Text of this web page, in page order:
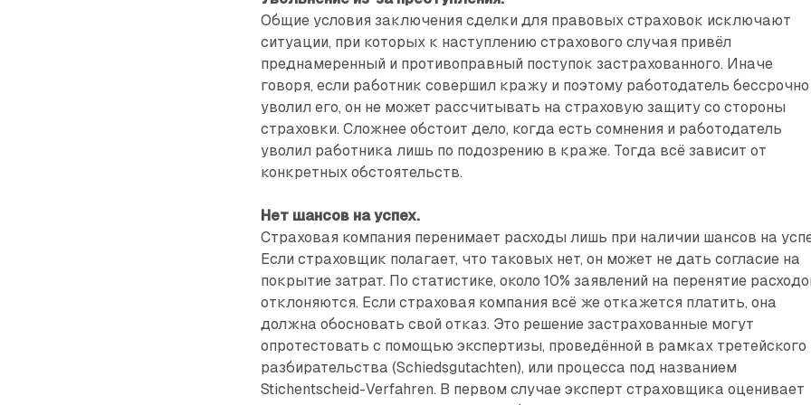
Общие условия заключения сделки для правовых страховок исключают
ситуации, при которых к наступлению страхового случая привёл
преднамеренный и противоправный поступок застрахованного. Иначе
говоря, если работник совершил кражу и поэтому работодатель бессрочно
уволил его, он не может рассчитывать на страховую защиту со стороны
страховки. Сложнее обстоит дело, когда есть сомнения и работодатель
уволил работника лишь по подозрению в краже. Тогда всё зависит от
конкретных обстоятельств.
Нет шансов на успех.
Страховая компания перенимает расходы лишь при наличии шансов на
Если страховщик полагает, что таковых нет, он может не дать согласие на
покрытие затрат. По статистике, около 10% заявлений на перенятие
отклоняются. Если страховая компания всё же откажется платить, она
должна обосновать свой отказ. Это решение застрахованные могут
опротестовать с помощью экспертизы, проведённой в рамках третейского
разбирательства (Schiedsgutachten), или процесса под названием
Stichentscheid-Verfahren. В первом случае эксперт страховщика оценивает